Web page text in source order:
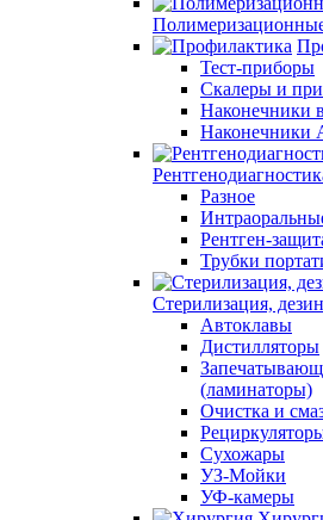
Тест-приборы
Скалеры и
Наконечники
Наконечники
Разное
Рентген-
Трубки
Стерилизация,
Автоклавы
Дистилляторы
(ламинаторы)
Очистка и
Сухожары
УЗ-Мойки
УФ-камеры